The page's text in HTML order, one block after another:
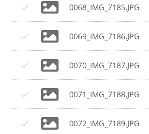
0068_IMG_7185.JPG
0069_IMG_7186.JPG
0070_IMG_7187.JPG
0071_IMG_7188.JPG
0072_IMG_7189.JPG